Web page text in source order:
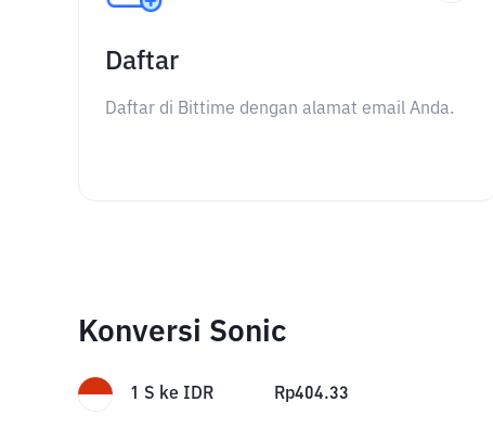
Daftar
Daftar di Bittime dengan alamat email Anda.
Konversi Sonic
1 S ke IDR Rp404.33